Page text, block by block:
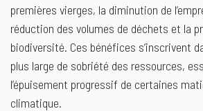
premières vierges, la diminution de
réduction des volumes de déchets et la
biodiversité. Ces bénéfices s’inscrivent
plus large de sobriété des ressources,
l’épuisement progressif de certaines
climatique.